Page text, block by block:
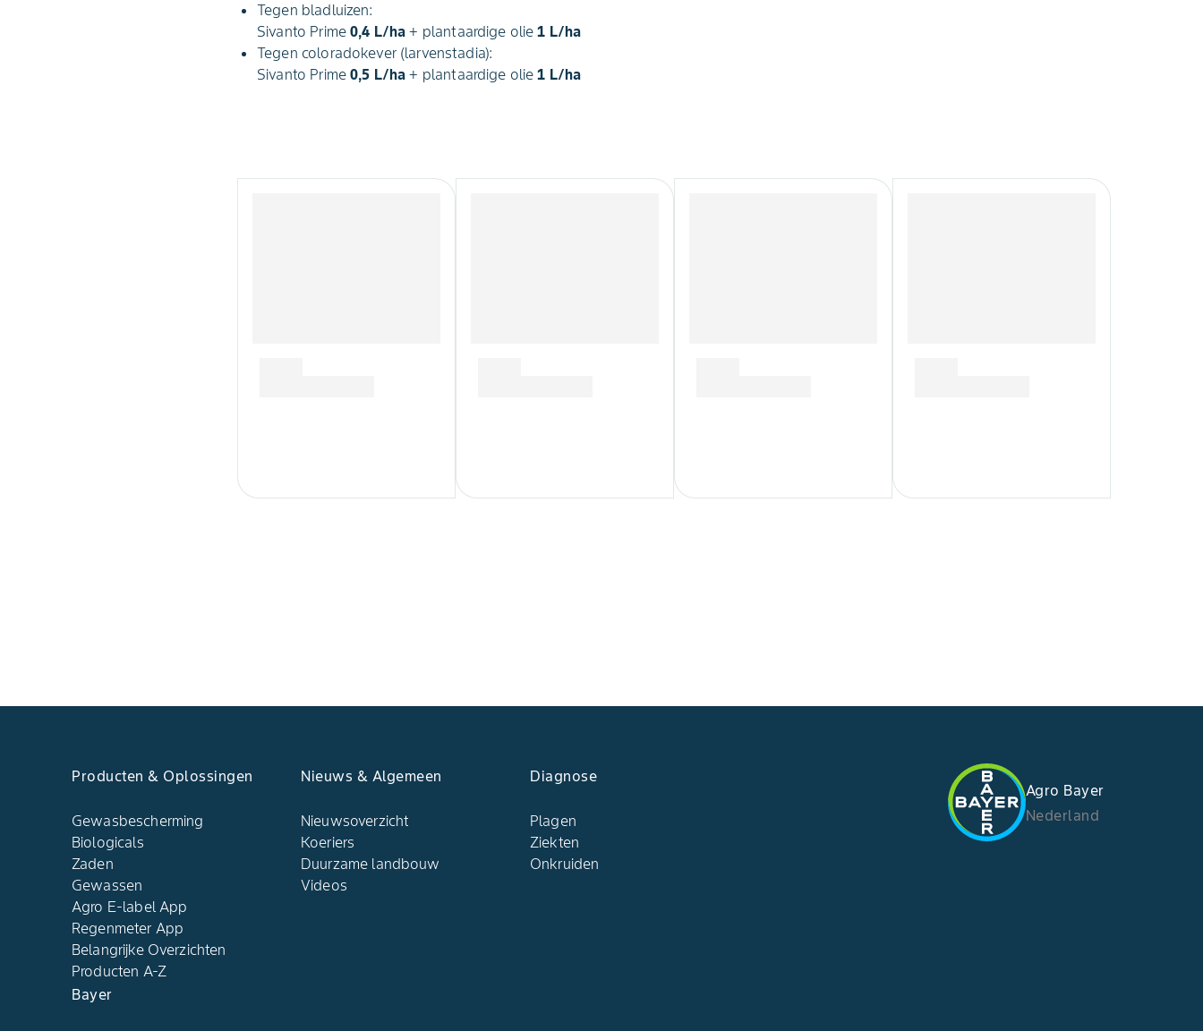
Tegen bladluizen:
Sivanto Prime0,4 L/ha + plantaardige olie1 L/ha
Tegen coloradokever (larvenstadia):
Sivanto Prime0,5 L/ha + plantaardige olie1 L/ha
Producten & Oplossingen
Gewasbescherming
Biologicals
Zaden
Gewassen
Agro E-label App
Regenmeter App
Belangrijke Overzichten
Producten A-Z
Nieuws & Algemeen
Nieuwsoverzicht
Koeriers
Duurzame landbouw
Videos
Diagnose
Plagen
Ziekten
Onkruiden
Bayer
Agro Bayer
Nederland